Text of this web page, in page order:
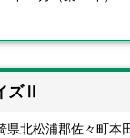
ズⅡ
県北松浦郡佐々町本